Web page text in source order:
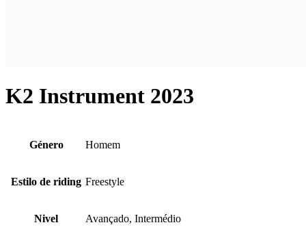
K2 Instrument 2023
Género Homem
Estilo de riding Freestyle
Nivel Avançado, Intermédio